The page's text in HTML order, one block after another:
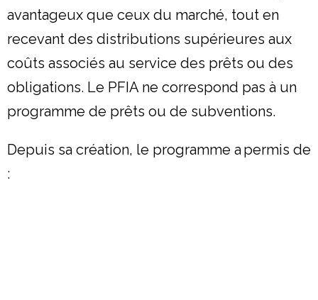
avantageux que ceux du marché, tout en
recevant des distributions supérieures aux
coûts associés au service des prêts ou des
obligations. Le PFIA ne correspond pas à un
programme de prêts ou de subventions.
Depuis sa création, le programme a permis de
: